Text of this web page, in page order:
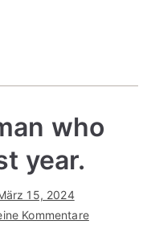
who
year.
15, 2024
Kommentarefür